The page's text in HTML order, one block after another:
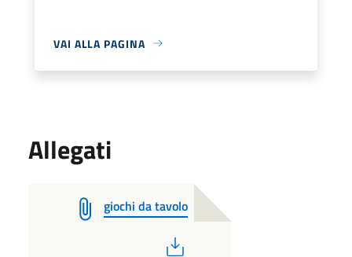
VAI ALLA PAGINA
Allegati
giochi da tavolo